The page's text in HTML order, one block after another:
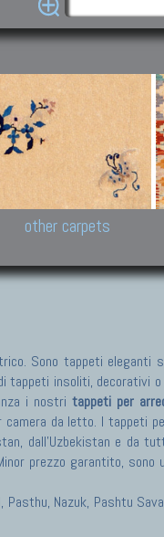
Carpets
Caucasian carpets:
Kuba, Lesghi, Ci-ci.
and Karabakh rugs
New and old Caucasian
other carpets
Sono tappeti eleganti
tappeti insoliti, decorativi
i nostri tappeti per
da letto. I tappeti
dall'Uzbekistan e da
prezzo garantito, sono
Nazuk, Pashtu